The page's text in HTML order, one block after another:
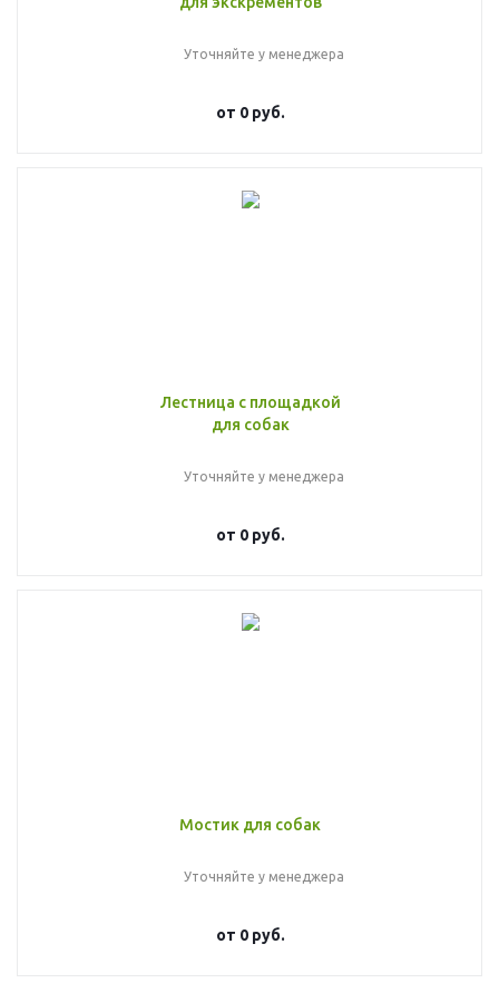
Уточняйте у менеджера
от 0 руб.
Лестница с площадкой
для собак
Уточняйте у менеджера
от 0 руб.
Мостик для собак
Уточняйте у менеджера
от 0 руб.